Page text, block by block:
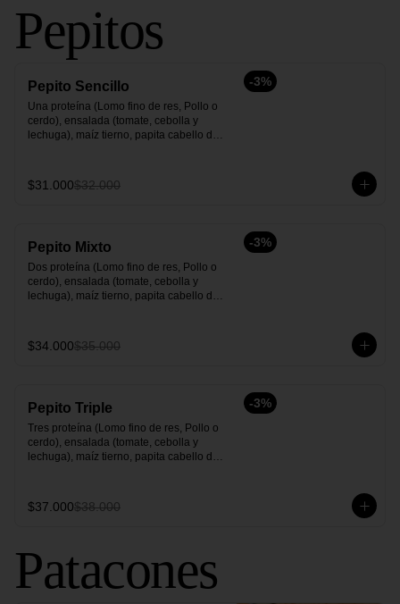
Pepitos
-3%
Pepito Sencillo
Una proteína (Lomo fino de res, Pollo o
cerdo), ensalada (tomate, cebolla y
lechuga), maíz tierno, papita cabello de
$31.000$32.000
-3%
Pepito Mixto
Dos proteína (Lomo fino de res, Pollo o
cerdo), ensalada (tomate, cebolla y
lechuga), maíz tierno, papita cabello de
$34.000$35.000
-3%
Pepito Triple
Tres proteína (Lomo fino de res, Pollo o
cerdo), ensalada (tomate, cebolla y
lechuga), maíz tierno, papita cabello de
$37.000$38.000
Patacones